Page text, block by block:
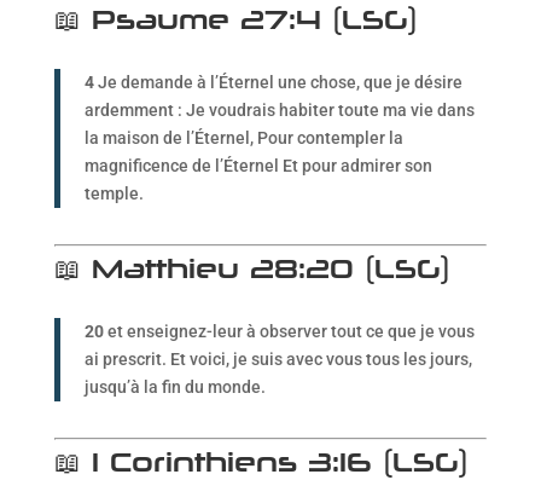
📖 Psaume 27:4 (LSG)
4Je demande à l’Éternel une chose, que je désire
ardemment : Je voudrais habiter toute ma vie dans
la maison de l’Éternel, Pour contempler la
magnificence de l’Éternel Et pour admirer son
temple.
📖 Matthieu 28:20 (LSG)
20et enseignez-leur à observer tout ce que je vous
ai prescrit. Et voici, je suis avec vous tous les jours,
jusqu’à la fin du monde.
📖 1 Corinthiens 3:16 (LSG)